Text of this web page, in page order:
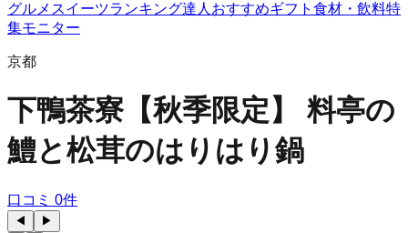
グルメ スイーツランキング達人おすすめギフト 食材・飲料特
集モニター
京都
下鴨茶寮【秋季限定】 料亭の
鱧と松茸のはりはり鍋
口コミ 0件
◀
▶